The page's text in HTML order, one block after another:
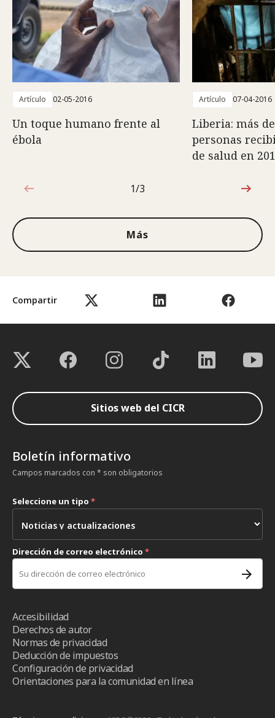
Compartir
Artículo 02-05-2016
Un toque humano frente al
ébola
Artículo 07-04-2016
Liberia: más
personas
de salud en
1de3
1/3
Más
Sitios web del CICR
Boletín informativo
Campos marcados con * son obligatorios
Seleccione un tipo *
Dirección de correo electrónico *
Accesibilidad
Derechos de autor
Normas de privacidad
Deducción de impuestos
Configuración de privacidad
Orientaciones para la comunidad en línea